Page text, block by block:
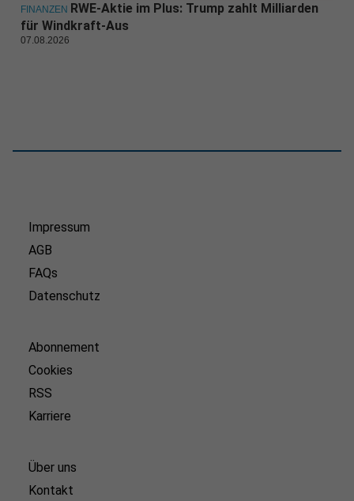
FINANZEN RWE-Aktie im Plus: Trump zahlt Milliarden
für Windkraft-Aus
07.08.2026
Impressum
AGB
FAQs
Datenschutz
Abonnement
Cookies
RSS
Karriere
Über uns
Kontakt